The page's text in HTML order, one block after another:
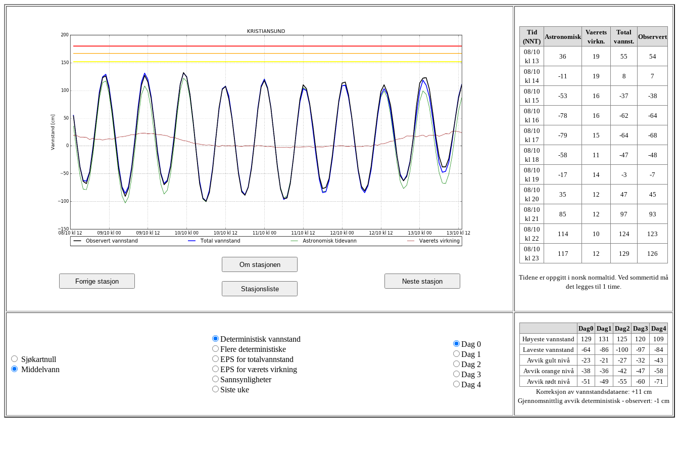
Forrige stasjon
Om stasjonen
Stasjonsliste
Neste stasjon
Tid
(NNT)
Astronomisk
Vaerets
virkn.
Total
vannst.
Observert
08/10
kl 13
36 19 55
54
08/10
kl 14
-11 19 8
7
08/10
kl 15
-53 16 -37
-38
08/10
kl 16
-78 16 -62
-64
08/10
kl 17
-79 15 -64
-68
08/10
kl 18
-58 11 -47
-48
08/10
kl 19
-17 14 -3
-7
08/10
kl 20
35 12 47
45
08/10
kl 21
85 12 97
93
08/10
kl 22
114 10 124
123
08/10
kl 23
117 12 129 126
Tidene er oppgitt i norsk normaltid. Ved sommertid må
det legges til 1 time.
Sjøkartnull
Middelvann
Deterministisk vannstand
Flere deterministiske
EPS for totalvannstand
EPS for værets virkning
Sannsynligheter
Siste uke
Dag 0
Dag 1
Dag 2
Dag 3
Dag 4
Dag0 Dag1 Dag2 Dag3 Dag4
Høyeste vannstand
129 131 125 120
109
Laveste vannstand
-64 -86 -100 -97
-84
Avvik gult nivå
-23 -21 -27 -32
-43
Avvik orange nivå
-38 -36 -42 -47
-58
Avvik rødt nivå
-51 -49 -55 -60
-71
Korreksjon av vannstandsdataene: +11 cm
Gjennomsnittlig avvik deterministisk - observert: -1 cm